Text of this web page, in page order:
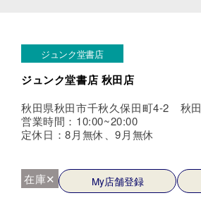
ジュンク堂書店
ジュンク堂書店 秋田店
秋田県秋田市千秋久保田町4-2 秋
営業時間：10:00~20:00
定休日：8月無休、9月無休
在庫✕ My店舗登録